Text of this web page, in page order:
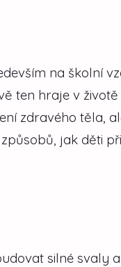
na školní
ten hraje v
zdravého těla,
jak děti
silné svaly